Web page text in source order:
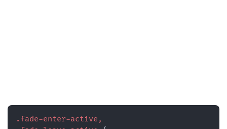
.fade-enter-active,